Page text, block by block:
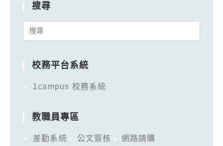
搜尋
Search
校務平台系統
1campus 校務系統
教職員專區
差勤系統 公文簽核
網路請購